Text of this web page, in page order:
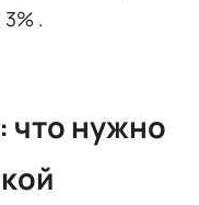
.
что нужно